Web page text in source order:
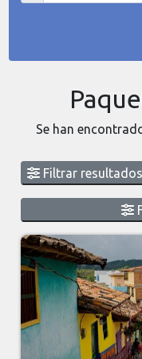
Se han
Filtrar resultados